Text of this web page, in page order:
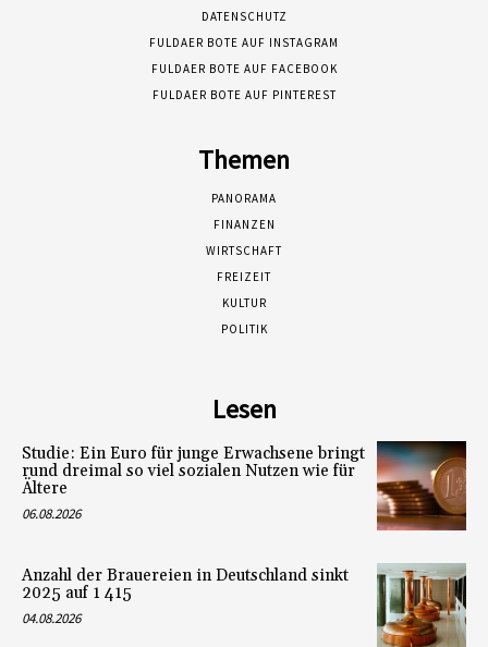
DATENSCHUTZ
FULDAER BOTE AUF INSTAGRAM
FULDAER BOTE AUF FACEBOOK
FULDAER BOTE AUF PINTEREST
Themen
PANORAMA
FINANZEN
WIRTSCHAFT
FREIZEIT
KULTUR
POLITIK
Lesen
Studie: Ein Euro für junge Erwachsene bringt
rund dreimal so viel sozialen Nutzen wie für
Ältere
06.08.2026
Anzahl der Brauereien in Deutschland sinkt
2025 auf 1 415
04.08.2026